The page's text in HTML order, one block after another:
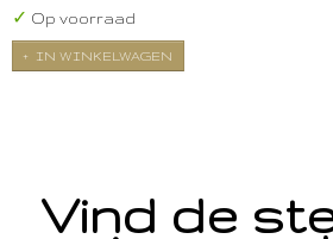
✓ Op voorraad
IN WINKELWAGEN
Vind de